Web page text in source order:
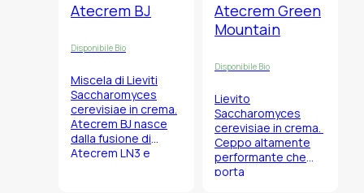
Atecrem BJ
Disponibile Bio
Miscela di Lieviti
Saccharomyces
cerevisiae in crema.
Atecrem BJ nasce
dalla fusione di
Atecrem LN3 e
Atecrem Green
Mountain
Disponibile Bio
Lievito
Saccharomyces
cerevisiae in crema.
Ceppo altamente
performante che
porta